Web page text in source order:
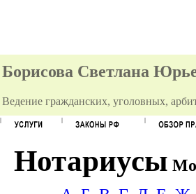
Борисова Светлана
Ведение гражданских, уголовных,
Нотариусы